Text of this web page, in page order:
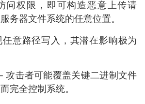
问权限，即可构造恶意上传请
务器文件系统的任意位置。
任意路径写入，其潜在影响极为
攻击者可能覆盖关键二进制文件
完全控制系统。